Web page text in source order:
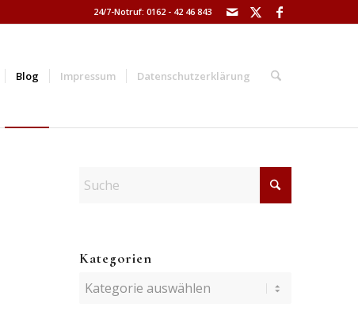
24/7-Notruf: 0162 - 42 46 843
Blog Impressum Datenschutzerklärung
Kategorien
Kategorien